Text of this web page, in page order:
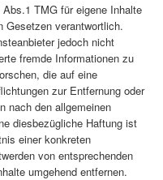
TMG für eigene Inhalte
Gesetzen verantwortlich.
jedoch nicht
fremde Informationen zu
die auf eine
zur Entfernung oder
nach den allgemeinen
diesbezügliche Haftung ist
einer konkreten
von entsprechenden
umgehend entfernen.